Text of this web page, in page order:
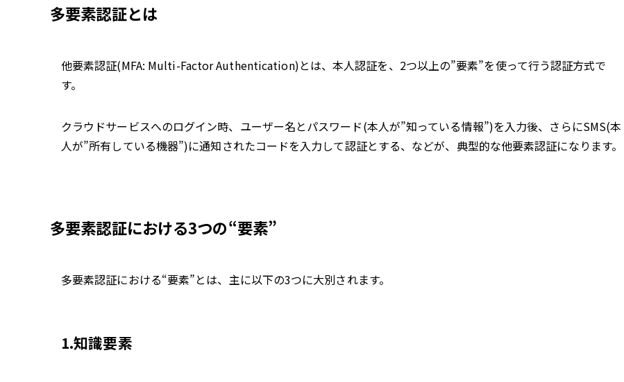
多要素認証とは
他要素認証(MFA: Multi-Factor Authentication)とは、本人認証を、2つ以上の”要素”を使って行う認証方式で
す。
クラウドサービスへのログイン時、ユーザー名とパスワード(本人が”知っている情報”)を入力後、さらにSMS(本
人が”所有している機器”)に通知されたコードを入力して認証とする、などが、典型的な他要素認証になります。
多要素認証における3つの“要素”
多要素認証における“要素”とは、主に以下の3つに大別されます。
1.知識要素